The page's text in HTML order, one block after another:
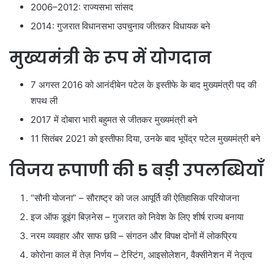
2006–2012: राज्यसभा सांसद
2014: गुजरात विधानसभा उपचुनाव जीतकर विधायक बने
मुख्यमंत्री के रूप में योगदान
7 अगस्त 2016 को आनंदीबेन पटेल के इस्तीफे के बाद मुख्यमंत्री पद की
शपथ ली
2017 में दोबारा भारी बहुमत से जीतकर मुख्यमंत्री बने
11 सितंबर 2021 को इस्तीफा दिया, उनके बाद भूपेंद्र पटेल मुख्यमंत्री बने
विजय रूपाणी की 5 बड़ी उपलब्धियाँ
“सौनी योजना” – सौराष्ट्र को जल आपूर्ति की ऐतिहासिक परियोजना
इज ऑफ डूइंग बिज़नेस – गुजरात को निवेश के लिए शीर्ष राज्य बनाया
नरम व्यवहार और साफ छवि – संगठन और विपक्ष दोनों में लोकप्रिय
कोरोना काल में तेज़ निर्णय – टेस्टिंग, आइसोलेशन, वैक्सीनेशन में नेतृत्व